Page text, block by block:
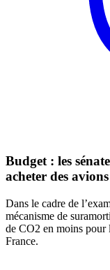
Budget : les
acheter des
Dans le cadre de
mécanisme de
de CO2 en moins pour
France.